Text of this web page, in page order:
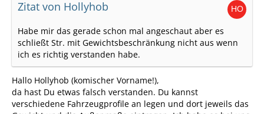
Zitat von Hollyhob
Habe mir das gerade schon mal angeschaut aber es
schließt Str. mit Gewichtsbeschränkung nicht aus wenn
ich es richtig verstanden habe.
Hallo Hollyhob (komischer Vorname!),
da hast Du etwas falsch verstanden. Du kannst
verschiedene Fahrzeugprofile an legen und dort jeweils das